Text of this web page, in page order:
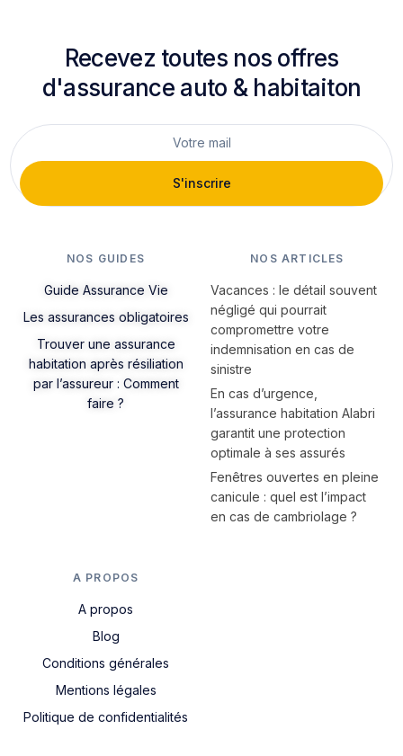
Recevez toutes nos offres
d'assurance auto & habitaiton
S'inscrire
NOS GUIDES
Guide Assurance Vie
Les assurances obligatoires
Trouver une assurance
habitation après résiliation
par l’assureur : Comment
faire ?
NOS ARTICLES
Vacances : le détail souvent
négligé qui pourrait
compromettre votre
indemnisation en cas de
sinistre
En cas d’urgence,
l’assurance habitation Alabri
garantit une protection
optimale à ses assurés
Fenêtres ouvertes en pleine
canicule : quel est l’impact
en cas de cambriolage ?
A PROPOS
A propos
Blog
Conditions générales
Mentions légales
Politique de confidentialités